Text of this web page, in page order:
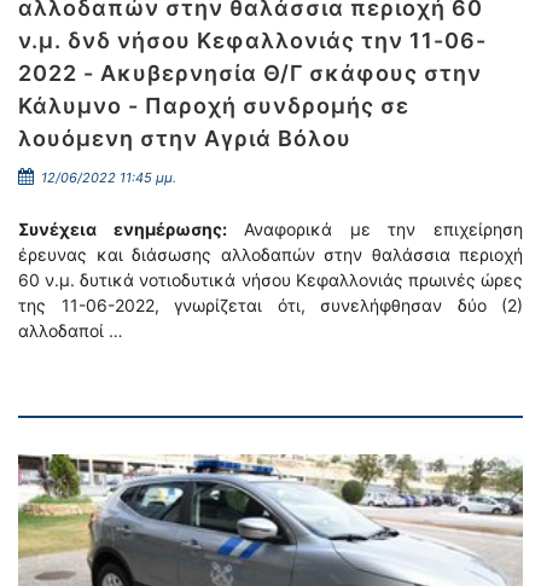
αλλοδαπών στην θαλάσσια περιοχή 60
ν.μ. δνδ νήσου Κεφαλλονιάς την 11-06-
2022 - Ακυβερνησία Θ/Γ σκάφους στην
Κάλυμνο - Παροχή συνδρομής σε
λουόμενη στην Αγριά Βόλου
12/06/2022 11:45 μμ.
Συνέχεια ενημέρωσης:Αναφορικά με την επιχείρηση
έρευνας και διάσωσης αλλοδαπών στην θαλάσσια περιοχή
60 ν.μ. δυτικά νοτιοδυτικά νήσου Κεφαλλονιάς πρωινές ώρες
της 11-06-2022, γνωρίζεται ότι, συνελήφθησαν δύο (2)
αλλοδαποί …